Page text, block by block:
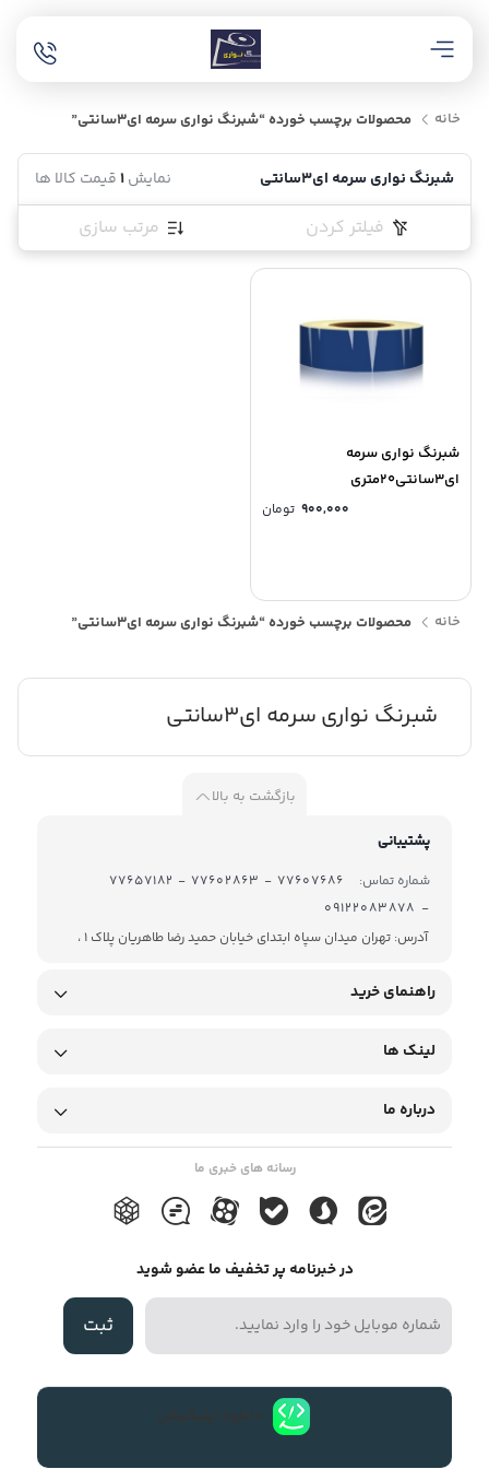
خانه محصولات برچسب خورده “شبرنگ نواری سرمه ای3سانتی”
شبرنگ نواری سرمه ای3سانتی نمایش1قیمت کالا ها
فیلتر کردن مرتب سازی
شبرنگ نواری سرمه
ای3سانتی20متری
900,000 تومان
خانه محصولات برچسب خورده “شبرنگ نواری سرمه ای3سانتی”
شبرنگ نواری سرمه ای3سانتی
بازگشت به بالا
پشتیبانی
شماره تماس:
- 09122083878
آدرس: تهران میدان سپاه ابتدای خیابان حمید رضا طاهریان پلاک 1 ،
راهنمای خرید
لینک ها
درباره ما
رسانه های خبری ما
در خبرنامه پر تخفیف ما عضو شوید
ثبت